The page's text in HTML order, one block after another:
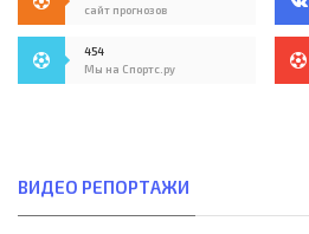
сайт прогнозов
454
Мы на Спортс.ру
ВИДЕО РЕПОРТАЖИ